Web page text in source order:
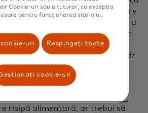
cu geam termopan pentru răcire
mai puțin combustibil pentru a
Le oferă automat un
Studiul de piață este deja
mic studiu privind structurile de
dintre proprietari sunt foarte
sustenabile, deoarece
financiare sunt mari.
risipă alimentară, ar trebui să
Cookie-uri sau a tuturor, cu excepția
pentru funcționarea site-ului.
uri Respingeți toate
cookie-uri